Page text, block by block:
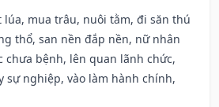
lúa, mua trâu, nuôi tằm, đi săn thú
thổ, san nền đắp nền, nữ nhân
chưa bệnh, lên quan lãnh chức,
sự nghiệp, vào làm hành chính,